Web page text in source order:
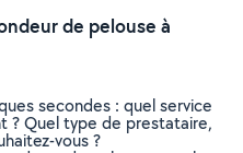
de pelouse à
secondes : quel service
? Quel type de prestataire,
vous ?